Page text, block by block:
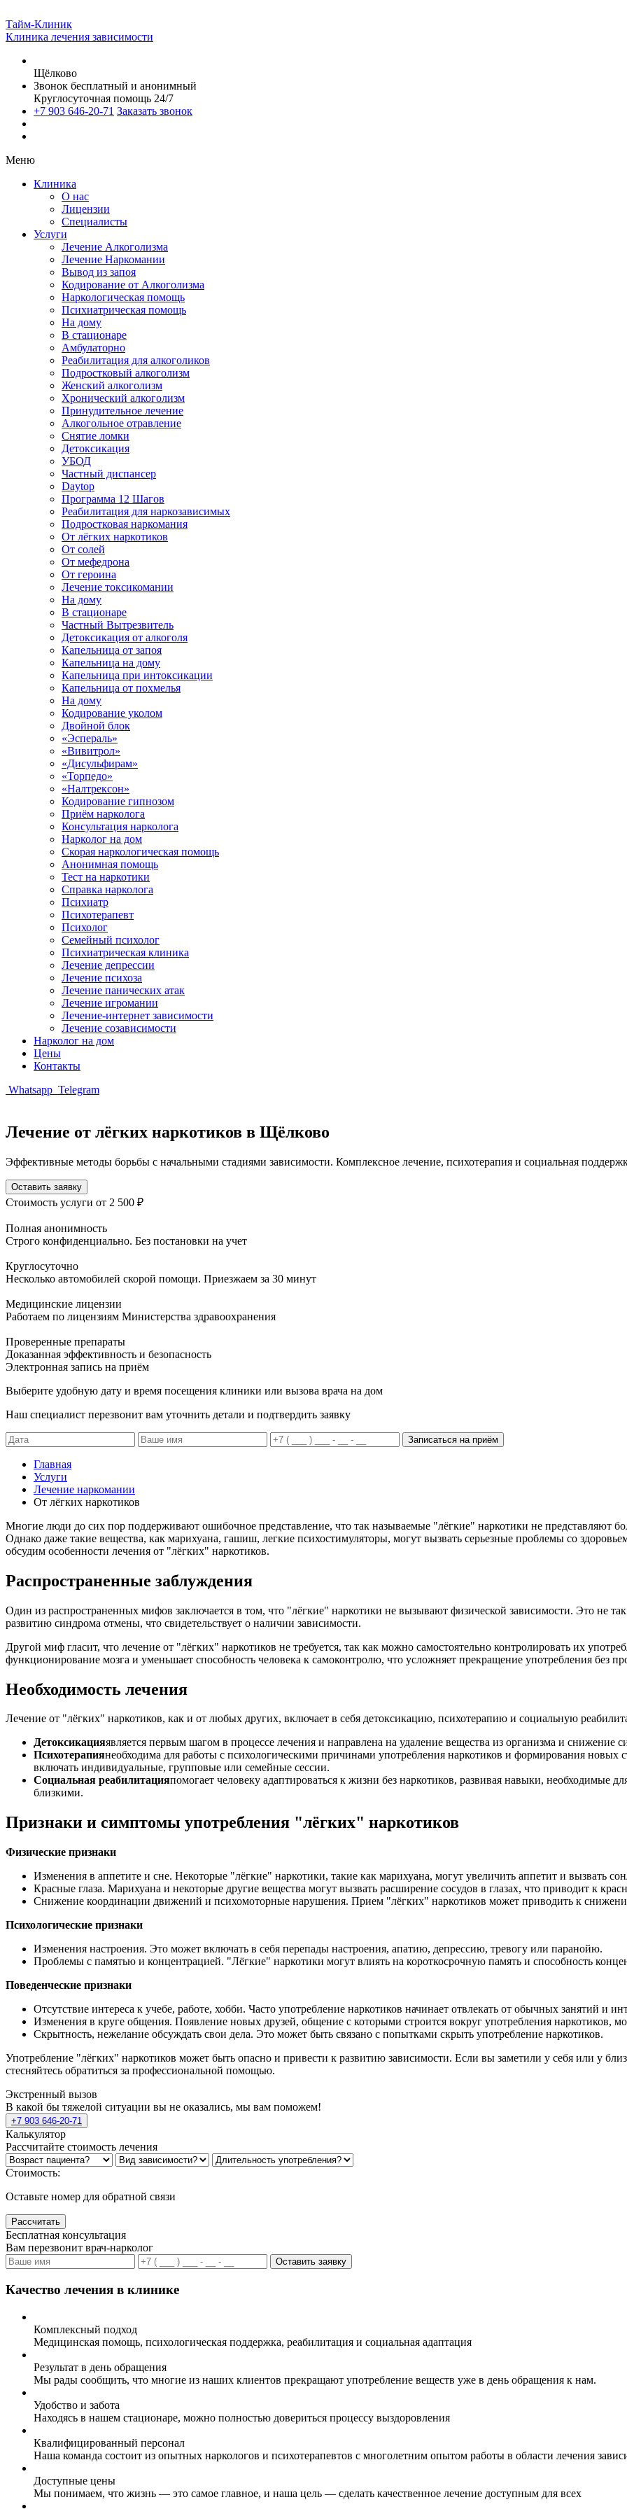
Тайм-Клиник
Клиника лечения зависимости
Щёлково
Звонок бесплатный и анонимный
Круглосуточная помощь 24/7
+7 903 646-20-71 Заказать звонок
Меню
Клиника
О нас
Лицензии
Специалисты
Услуги
Лечение Алкоголизма
Лечение Наркомании
Вывод из запоя
Кодирование от Алкоголизма
Наркологическая помощь
Психиатрическая помощь
На дому
В стационаре
Амбулаторно
Реабилитация для алкоголиков
Подростковый алкоголизм
Женский алкоголизм
Хронический алкоголизм
Принудительное лечение
Алкогольное отравление
Снятие ломки
Детоксикация
УБОД
Частный диспансер
Daytop
Программа 12 Шагов
Реабилитация для наркозависимых
Подростковая наркомания
От лёгких наркотиков
От солей
От мефедрона
От героина
Лечение токсикомании
На дому
В стационаре
Частный Вытрезвитель
Детоксикация от алкоголя
Капельница от запоя
Капельница на дому
Капельница при интоксикации
Капельница от похмелья
На дому
Кодирование уколом
Двойной блок
«Эспераль»
«Вивитрол»
«Дисульфирам»
«Торпедо»
«Налтрексон»
Кодирование гипнозом
Приём нарколога
Консультация нарколога
Нарколог на дом
Скорая наркологическая помощь
Анонимная помощь
Тест на наркотики
Справка нарколога
Психиатр
Психотерапевт
Психолог
Семейный психолог
Психиатрическая клиника
Лечение депрессии
Лечение психоза
Лечение панических атак
Лечение игромании
Лечение-интернет зависимости
Лечение созависимости
Нарколог на дом
Цены
Контакты
Whatsapp Telegram
Лечение от лёгких наркотиков в Щёлково
Эффективные методы борьбы с начальными стадиями зависимости. Комплексное лечение, психотерапия и социальная
Оставить заявку
Стоимость услуги от 2 500 ₽
Полная анонимность
Строго конфиденциально. Без постановки на учет
Круглосуточно
Несколько автомобилей скорой помощи. Приезжаем за 30 минут
Медицинские лицензии
Работаем по лицензиям Министерства здравоохранения
Проверенные препараты
Доказанная эффективность и безопасность
Электронная запись на приём
Выберите удобную дату и время посещения клиники или вызова врача на дом
Наш специалист перезвонит вам уточнить детали и подтвердить заявку
Записаться на приём
Главная
Услуги
Лечение наркомании
От лёгких наркотиков
Многие люди до сих пор поддерживают ошибочное представление, что так называемые "лёгкие" наркотики не представляют
Однако даже такие вещества, как марихуана, гашиш, легкие психостимуляторы, могут вызвать серьезные проблемы со
обсудим особенности лечения от "лёгких" наркотиков.
Распространенные заблуждения
Один из распространенных мифов заключается в том, что "лёгкие" наркотики не вызывают физической зависимости. Это не
развитию синдрома отмены, что свидетельствует о наличии зависимости.
Другой миф гласит, что лечение от "лёгких" наркотиков не требуется, так как можно самостоятельно контролировать их
функционирование мозга и уменьшает способность человека к самоконтролю, что усложняет прекращение употребления без
Необходимость лечения
Лечение от "лёгких" наркотиков, как и от любых других, включает в себя детоксикацию, психотерапию и социальную
Детоксикацияявляется первым шагом в процессе лечения и направлена на удаление вещества из организма и снижение
Психотерапиянеобходима для работы с психологическими причинами употребления наркотиков и формирования новых
включать индивидуальные, групповые или семейные сессии.
Социальная реабилитацияпомогает человеку адаптироваться к жизни без наркотиков, развивая навыки, необходимые
близкими.
Признаки и симптомы употребления "лёгких" наркотиков
Физические признаки
Изменения в аппетите и сне. Некоторые "лёгкие" наркотики, такие как марихуана, могут увеличить аппетит и вызвать
Красные глаза. Марихуана и некоторые другие вещества могут вызвать расширение сосудов в глазах, что приводит к
Снижение координации движений и психомоторные нарушения. Прием "лёгких" наркотиков может приводить к
Психологические признаки
Изменения настроения. Это может включать в себя перепады настроения, апатию, депрессию, тревогу или паранойю.
Проблемы с памятью и концентрацией. "Лёгкие" наркотики могут влиять на короткосрочную память и способность
Поведенческие признаки
Отсутствие интереса к учебе, работе, хобби. Часто употребление наркотиков начинает отвлекать от обычных занятий и
Изменения в круге общения. Появление новых друзей, общение с которыми строится вокруг употребления наркотиков,
Скрытность, нежелание обсуждать свои дела. Это может быть связано с попытками скрыть употребление наркотиков.
Употребление "лёгких" наркотиков может быть опасно и привести к развитию зависимости. Если вы заметили у себя или у
стесняйтесь обратиться за профессиональной помощью.
Экстренный вызов
В какой бы тяжелой ситуации вы не оказались, мы вам поможем!
+7 903 646-20-71
Калькулятор
Рассчитайте стоимость лечения
Стоимость:
Оставьте номер для обратной связи
Рассчитать
Бесплатная консультация
Вам перезвонит врач-нарколог
Оставить заявку
Качество лечения в клинике
Комплексный подход
Медицинская помощь, психологическая поддержка, реабилитация и социальная адаптация
Результат в день обращения
Мы рады сообщить, что многие из наших клиентов прекращают употребление веществ уже в день обращения к нам.
Удобство и забота
Находясь в нашем стационаре, можно полностью довериться процессу выздоровления
Квалифицированный персонал
Наша команда состоит из опытных наркологов и психотерапевтов с многолетним опытом работы в области лечения
Доступные цены
Мы понимаем, что жизнь — это самое главное, и наша цель — сделать качественное лечение доступным для всех